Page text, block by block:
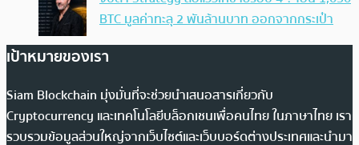
BTC มูลค่าทะลุ 2 พันล้านบาท ออกจากกระเป๋า
เป้าหมายของเรา
Siam Blockchain มุ่งมั่นที่จะช่วยนำเสนอสารเกี่ยวกับ
Cryptocurrency และเทคโนโลยีบล็อกเชนเพื่อคนไทย ในภาษาไทย เรา
รวบรวมข้อมูลส่วนใหญ่จากเว็บไซต์และเว็บบอร์ดต่างประเทศและนำมา